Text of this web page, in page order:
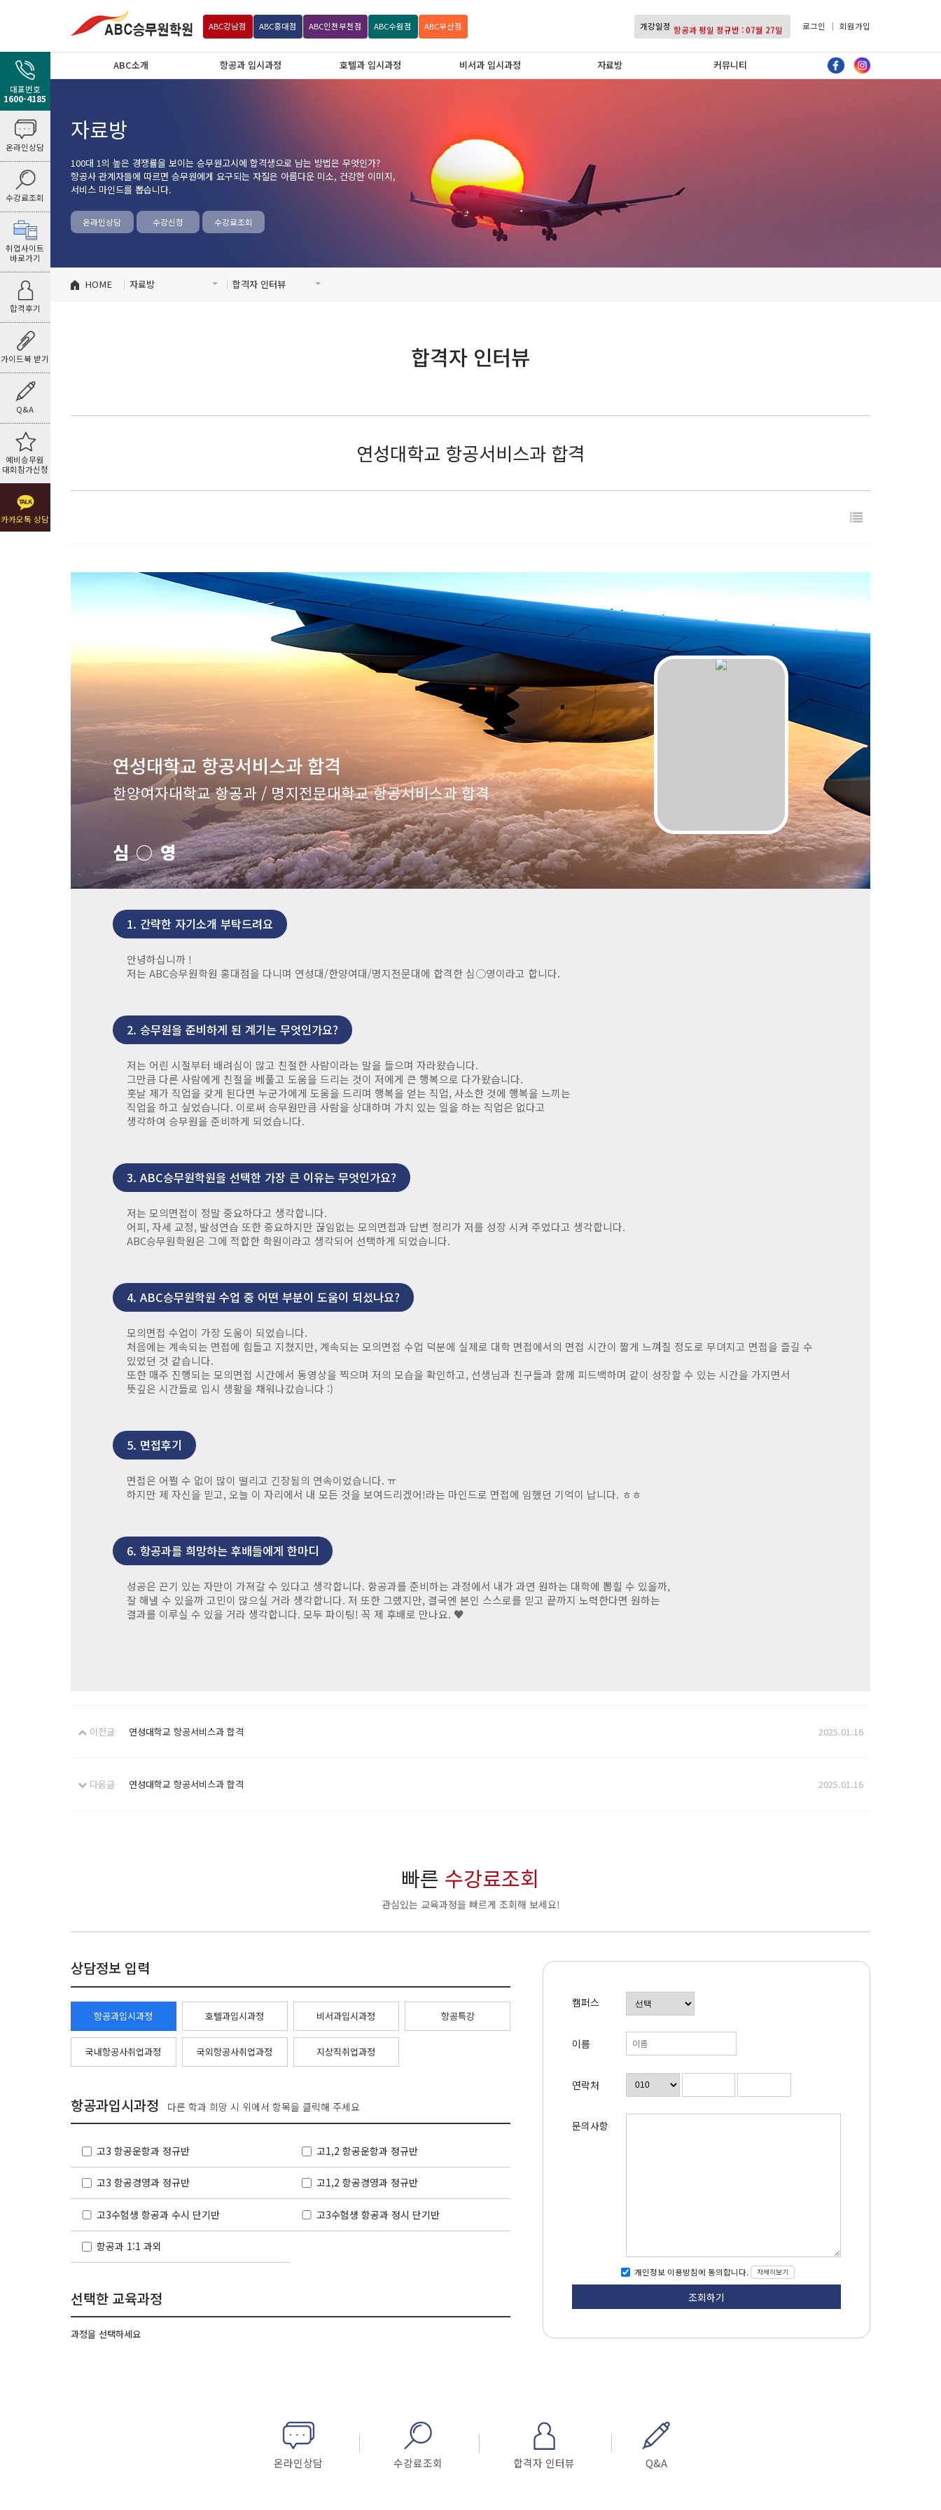
ABC강남점 ABC홍대점 ABC인천부천점 ABC수원점 ABC부산점 개강일정 항공과 평일 정규반 : 07월 27일
항공과 주말 정규반 : 07월 11일
로그인 회원가입
ABC소개 항공과 입시과정 호텔과 입시과정 비서과 입시과정 자료방 커뮤니티
자료방
100대 1의 높은 경쟁률을 보이는 승무원고시에 합격생으로 남는 방법은 무엇인가?
항공사 관계자들에 따르면 승무원에게 요구되는 자질은 아름다운 미소, 건강한 이미지,
서비스 마인드를 뽑습니다.
온라인상담 수강신청 수강료조회
HOME 자료방 합격자 인터뷰
합격자 인터뷰
연성대학교 항공서비스과 합격
연성대학교 항공서비스과 합격
한양여자대학교 항공과 / 명지전문대학교 항공서비스과 합격
심○영
1. 간략한 자기소개 부탁드려요
안녕하십니까 !
저는 ABC승무원학원 홍대점을 다니며 연성대/한양여대/명지전문대에 합격한 심○영이라고 합니다.
2. 승무원을 준비하게 된 계기는 무엇인가요?
저는 어린 시절부터 배려심이 많고 친절한 사람이라는 말을 들으며 자라왔습니다.
그만큼 다른 사람에게 친절을 베풀고 도움을 드리는 것이 저에게 큰 행복으로 다가왔습니다.
훗날 제가 직업을 갖게 된다면 누군가에게 도움을 드리며 행복을 얻는 직업, 사소한 것에 행복을 느끼는
직업을 하고 싶었습니다. 이로써 승무원만큼 사람을 상대하며 가치 있는 일을 하는 직업은 없다고
생각하여 승무원을 준비하게 되었습니다.
3. ABC승무원학원을 선택한 가장 큰 이유는 무엇인가요?
저는 모의면접이 정말 중요하다고 생각합니다.
어피, 자세 교정, 발성연습 또한 중요하지만 끊임없는 모의면접과 답변 정리가 저를 성장 시켜 주었다고 생각합니다.
ABC승무원학원은 그에 적합한 학원이라고 생각되어 선택하게 되었습니다.
4. ABC승무원학원 수업 중 어떤 부분이 도움이 되셨나요?
모의면접 수업이 가장 도움이 되었습니다.
처음에는 계속되는 면접에 힘들고 지쳤지만, 계속되는 모의면접 수업 덕분에 실제로 대학 면접에서의 면접 시간이 짧게 느껴질 정도로 무뎌지고 면접을 즐길 수
있었던 것 같습니다.
또한 매주 진행되는 모의면접 시간에서 동영상을 찍으며 저의 모습을 확인하고, 선생님과 친구들과 함께 피드백하며 같이 성장할 수 있는 시간을 가지면서
뜻깊은 시간들로 입시 생활을 채워나갔습니다 :)
5. 면접후기
면접은 어쩔 수 없이 많이 떨리고 긴장됨의 연속이었습니다. ㅠ
하지만 제 자신을 믿고, 오늘 이 자리에서 내 모든 것을 보여드리겠어!라는 마인드로 면접에 임했던 기억이 납니다. ㅎㅎ
6. 항공과를 희망하는 후배들에게 한마디
성공은 끈기 있는 자만이 가져갈 수 있다고 생각합니다. 항공과를 준비하는 과정에서 내가 과연 원하는 대학에 뽑힐 수 있을까,
잘 해낼 수 있을까 고민이 많으실 거라 생각합니다. 저 또한 그랬지만, 결국엔 본인 스스로를 믿고 끝까지 노력한다면 원하는
결과를 이루실 수 있을 거라 생각합니다. 모두 파이팅! 꼭 제 후배로 만나요. ♥
이전글 연성대학교 항공서비스과 합격 2025.01.16
다음글 연성대학교 항공서비스과 합격 2025.01.16
빠른 수강료조회
관심있는 교육과정을 빠르게 조회해 보세요!
상담정보 입력
항공과입시과정 호텔과입시과정 비서과입시과정 항공특강
국내항공사취업과정 국외항공사취업과정 지상직취업과정
항공과입시과정 다른 학과 희망 시 위에서 항목을 클릭해 주세요
고3 항공운항과 정규반 고1,2 항공운항과 정규반
고3 항공경영과 정규반 고1,2 항공경영과 정규반
고3수험생 항공과 수시 단기반 고3수험생 항공과 정시 단기반
항공과 1:1 과외
선택한 교육과정
과정을 선택하세요
캠퍼스
이름
연락처
문의사항
개인정보 이용방침에 동의합니다. 자세히보기
온라인상담 수강료조회 합격자 인터뷰 Q&A
대표번호
1600-4185
온라인상담
수강료조회
취업사이트
바로가기
합격후기
가이드북 받기
Q&A
예비승무원
대회참가신청
카카오톡 상담